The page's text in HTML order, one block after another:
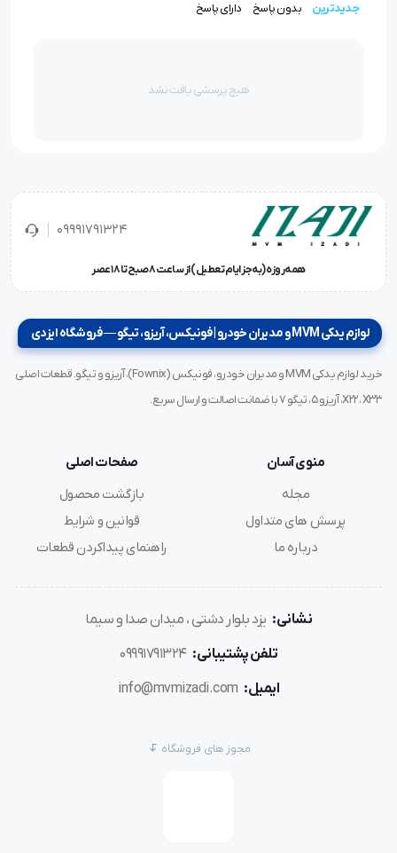
جدیدترین بدون پاسخ دارای پاسخ
هیچ پرسشی یافت نشد
09991791324
همه‌روزه (به‌جز ایام تعطیل) از ساعت ۸ صبح تا ۱۸ عصر
لوازم یدکی MVM و مدیران خودرو | فونیکس، آریزو، تیگو — فروشگاه ایزدی
خرید لوازم یدکی MVM و مدیران خودرو، فونیکس (Fownix)، آریزو و تیگو. قطعات اصلی
X22، X33، آریزو ۵، تیگو ۷ با ضمانت اصالت و ارسال سریع.
منوی آسان
مجله
پرسش های متداول
درباره ما
صفحات اصلی
بازگشت محصول
قوانین و شرایط
راهنمای پیداکردن قطعات
نشانی: یزد بلوار دشتی ، میدان صدا و سیما
تلفن پشتیبانی: 09991791324
ایمیل: info@mvmizadi.com
مجوز های فروشگاه